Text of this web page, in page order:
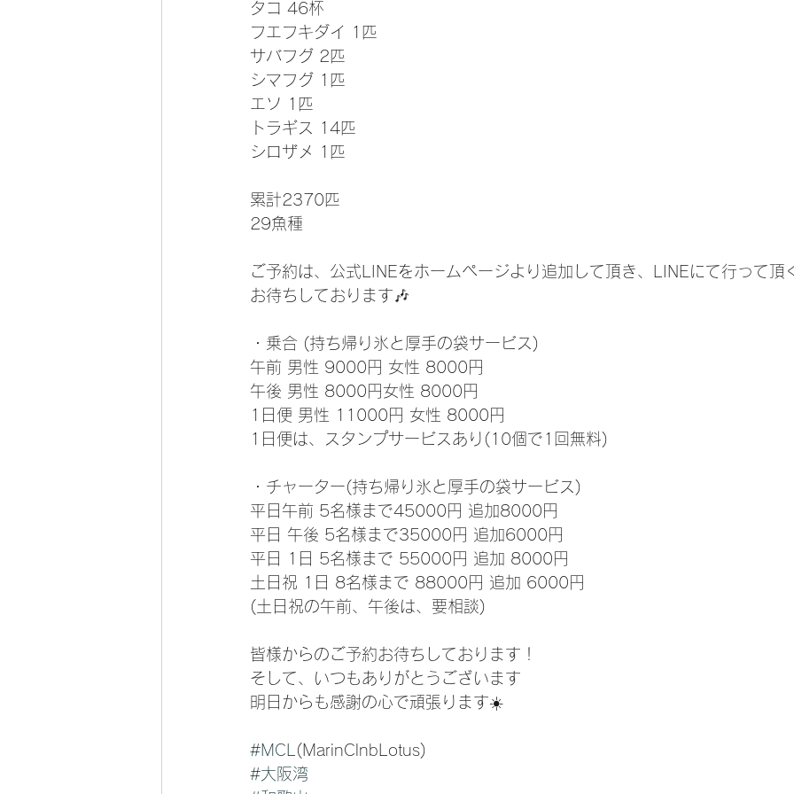
タコ 46杯
フエフキダイ 1匹
サバフグ 2匹
シマフグ 1匹
エソ 1匹
トラギス 14匹
シロザメ 1匹
累計2370匹
29魚種
ご予約は、公式LINEをホームページより追加して頂き、LINEにて行って頂
お待ちしております🎶
・乗合 (持ち帰り氷と厚手の袋サービス)
午前 男性 9000円 女性 8000円
午後 男性 8000円女性 8000円
1日便 男性 11000円 女性 8000円
1日便は、スタンプサービスあり(10個で1回無料)
・チャーター(持ち帰り氷と厚手の袋サービス)
平日午前 5名様まで45000円 追加8000円
平日 午後 5名様まで35000円 追加6000円
平日 1日 5名様まで 55000円 追加 8000円
土日祝 1日 8名様まで 88000円 追加 6000円
(土日祝の午前、午後は、要相談)
皆様からのご予約お待ちしております！
そして、いつもありがとうございます
明日からも感謝の心で頑張ります☀️
#MCL
(MarinClnbLotus)
#大阪湾